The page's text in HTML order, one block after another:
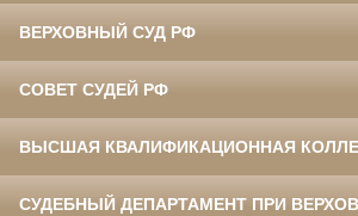
ВЕРХОВНЫЙ СУД РФ
СОВЕТ СУДЕЙ РФ
ВЫСШАЯ КВАЛИФИКАЦИОННАЯ
СУДЕБНЫЙ ДЕПАРТАМЕНТ ПРИ